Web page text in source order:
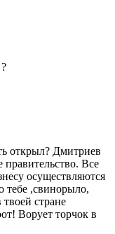
открыл? Дмитриев
правительство. Все
осуществляются
тебе ,свинорыло,
твоей стране
Ворует торчок в